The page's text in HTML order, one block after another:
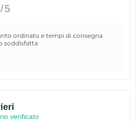
5
ordinato e tempi di consegna
soddisfatta
verificato